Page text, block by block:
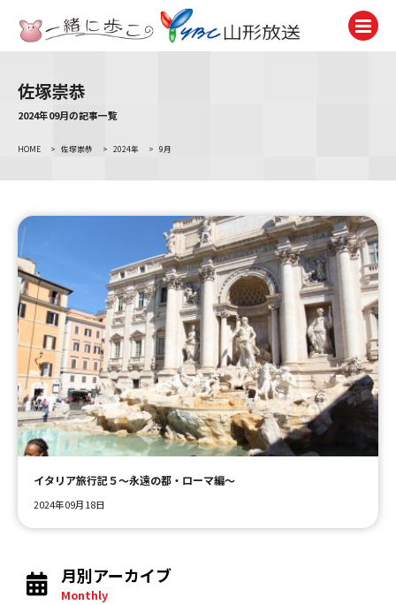
TV
ラジオ
アナウンサー
Announcer
イベント
Event
試写会・プレゼント
Present
ＹＢＣオンデマンド
佐塚崇恭
2024年09月の記事一覧
HOME > 佐塚崇恭 > 2024年 > 9月
イタリア旅行記５～永遠の都・ローマ編～
2024年09月18日
月別アーカイブ
Monthly